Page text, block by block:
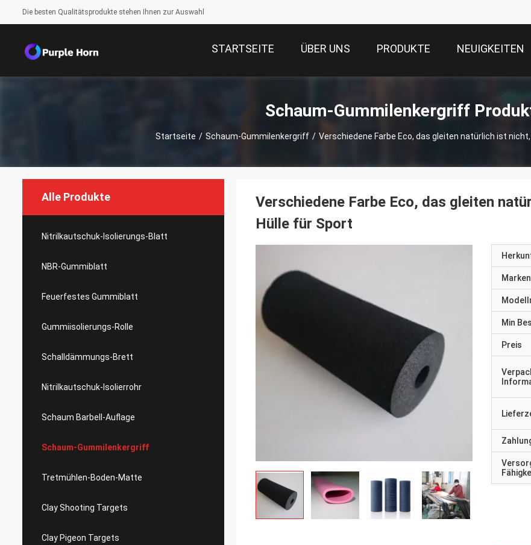
Die besten Qualitätsprodukte stehen Ihnen zur Auswahl
STARTSEITE ÜBER UNS PRODUKTE NEUIGKEITEN
Schaum-Gummilenkergriff
Startseite / Schaum-Gummilenkergriff / Verschiedene Farbe Eco, das gleiten natürlich ist
Alle Produkte
Nitrilkautschuk-Isolierungs-Blatt
NBR-Gummiblatt
Feuerfestes Gummiblatt
Gummiisolierungs-Rolle
Schalldämmungs-Brett
Nitrilkautschuk-Isolierrohr
Schaum Barbell-Auflage
Schaum-Gummilenkergriff
Tretmühlen-Boden-Matte
Clay Shooting Targets
Clay Pigeon Targets
Verschiedene Farbe Eco, das gleiten
Hülle für Sport
Min
Preis